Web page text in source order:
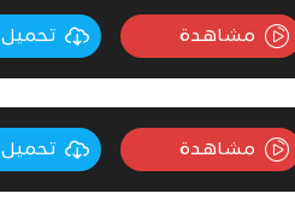
مشاهدة تحميل
مشاهدة تحميل